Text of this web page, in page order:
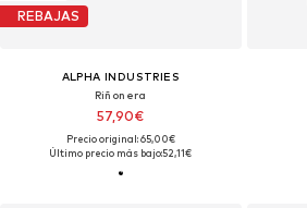
REBAJAS
ALPHA INDUSTRIES
Riñonera
57,90€
Precio original: 65,00€
Último precio más bajo:52,11€